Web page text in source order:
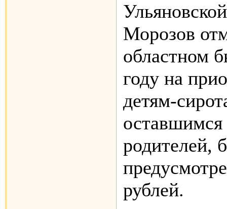
Морозов
областном
году на
детям-
оставшимся
родителей,
рублей.